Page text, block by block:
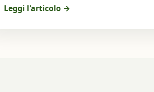
Leggi l'articolo →